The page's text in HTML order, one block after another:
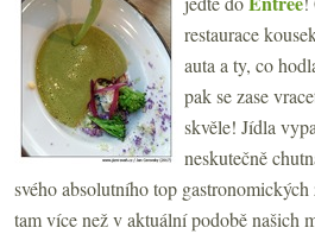
restaurace
auta a ty, co
pak se zase
skvěle! Jídla
neskutečně
svého absolutního top
tam více než v aktuální podobě našich